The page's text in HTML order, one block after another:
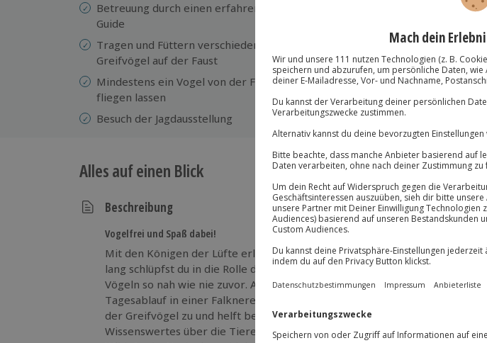
Betreuung durch einen erfahrenen
Guide
Tragen und Füttern verschiedener
Greifvögel auf der Faust
Mindestens ein Vogel von der Faust
fliegen lassen
Besuch der Jagdausstellung
Einblicke in die Lebensweise vieler
als Jagdart gestern und heute
Kleiner Mittagsimbiss
Alkoholfreie Getränke nach Wunsch
Alles auf einen Blick
Beschreibung
Vogelfrei und Spaß dabei!
Mit den Königen der Lüfte erlebst du abgehobene Momente. Einen Tag
lang schlüpfst du in die Rolle des Falkners und kommst dabei den edlen
Vögeln so nah wie nie zuvor. An der Seite des Falkner-Teams lernst du den
Tagesablauf in einer Falknerei kennen. Gemeinsam bereitet ihr das Futter
der Greifvögel zu und helft bei der Fütterung. Hierbei erfährst du allerlei
Wissenswertes über die Tiere, die Zucht und die Auffangstationen von